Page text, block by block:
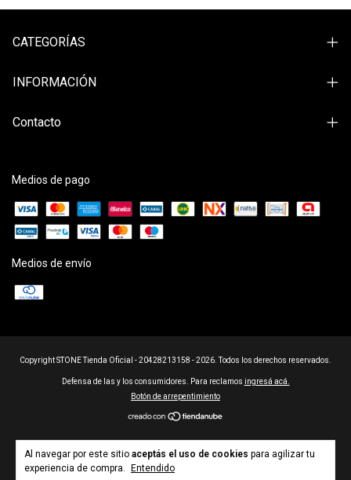
Al navegar por este sitio aceptás el uso de cookies para agilizar tu
experiencia de compra.
Entendido
CATEGORÍAS
INFORMACIÓN
Contacto
Medios de pago
Medios de envío
Copyright STONE Tienda Oficial - 20428213158 - 2026. Todos los derechos reservados.
Defensa de las y los consumidores. Para reclamos ingresá acá.
Botón de arrepentimiento